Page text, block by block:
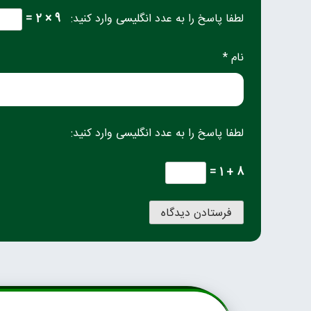
لطفا پاسخ را به عدد انگلیسی وارد کنید: 9 × 2 =
نام *
لطفا پاسخ را به عدد انگلیسی وارد کنید:
8 + 1 =